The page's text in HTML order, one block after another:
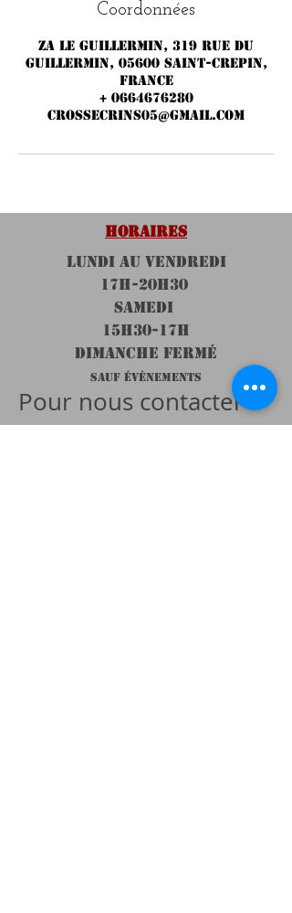
Coordonnées
ZA LE GUILLERMIN, 319 rue du
Guillermin, 05600 Saint-Crepin,
France
+ 0664676280
crossecrins05@gmail.com
HORAIRES
LUNDI au VENDREDI
17H-20h30
SAMEDI
15H30-17H
DIMANCHE FERMÉ
SAUF ÉVÈNEMENTS
Pour nous contacter